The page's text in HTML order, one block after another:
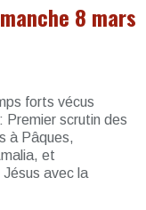
8 mars
forts vécus
Premier scrutin des
à Pâques,
et
avec la